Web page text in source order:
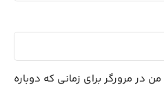
در مرورگر برای زمانی که دوباره